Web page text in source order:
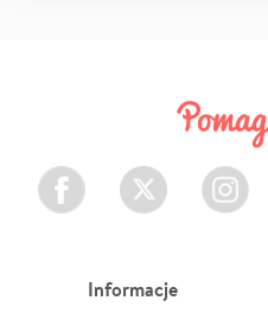
Facebook Twitter Instagram
Informacje